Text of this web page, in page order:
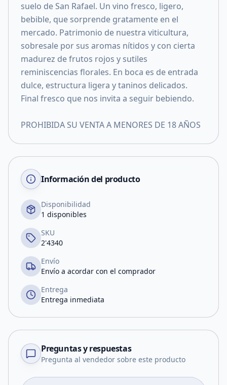
suelo de San Rafael. Un vino fresco, ligero,
bebible, que sorprende gratamente en el
mercado. Patrimonio de nuestra viticultura,
sobresale por sus aromas nítidos y con cierta
madurez de frutos rojos y sutiles
reminiscencias florales. En boca es de entrada
dulce, estructura ligera y taninos delicados.
Final fresco que nos invita a seguir bebiendo.
PROHIBIDA SU VENTA A MENORES DE 18 AÑOS
Información del producto
Disponibilidad
1 disponibles
SKU
2'4340
Envío
Envío a acordar con el comprador
Entrega
Entrega inmediata
Preguntas y respuestas
Pregunta al vendedor sobre este producto